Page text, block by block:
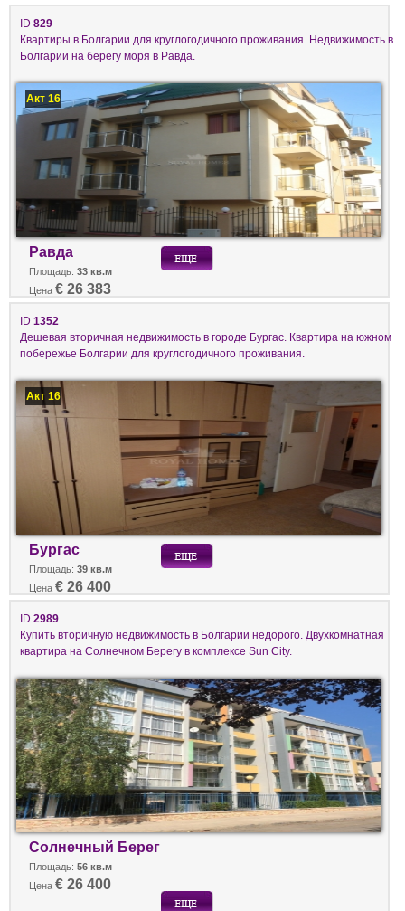
ID 829
Квартиры в Болгарии для круглогодичного проживания. Недвижимость в
Болгарии на берегу моря в Равда.
Акт 16
Равда
Площадь: 33 кв.м
Цена € 26 383
ID 1352
Дешевая вторичная недвижимость в городе Бургас. Квартира на южном
побережье Болгарии для круглогодичного проживания.
Акт 16
Бургас
Площадь: 39 кв.м
Цена € 26 400
ID 2989
Купить вторичную недвижимость в Болгарии недорого. Двухкомнатная
квартира на Солнечном Берегу в комплексе Sun City.
Солнечный Берег
Площадь: 56 кв.м
Цена € 26 400